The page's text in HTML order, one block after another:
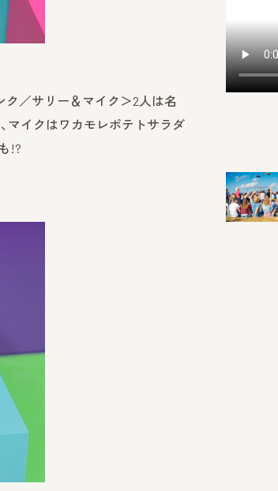
ク／サリー＆マイク＞2人は名
、マイクはワカモレポテトサラダ
!?